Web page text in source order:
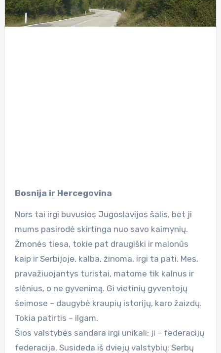
Bosnija ir Hercegovina
Nors tai irgi buvusios Jugoslavijos šalis, bet ji
mums pasirodė skirtinga nuo savo kaimynių.
Žmonės tiesa, tokie pat draugiški ir malonūs
kaip ir Serbijoje, kalba, žinoma, irgi ta pati. Mes,
pravažiuojantys turistai, matome tik kalnus ir
slėnius, o ne gyvenimą. Gi vietinių gyventojų
šeimose – daugybė kraupių istorijų, karo žaizdų.
Tokia patirtis – ilgam.
Šios valstybės sandara irgi unikali: ji – federacijų
federacija. Susideda iš dviejų valstybių: Serbų